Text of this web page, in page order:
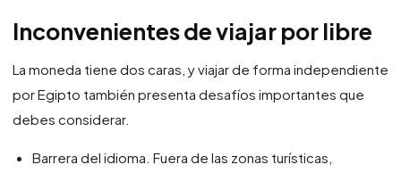
Inconvenientes de viajar por libre
La moneda tiene dos caras, y viajar de forma independiente
por Egipto también presenta desafíos importantes que
debes considerar.
Barrera del idioma. Fuera de las zonas turísticas,